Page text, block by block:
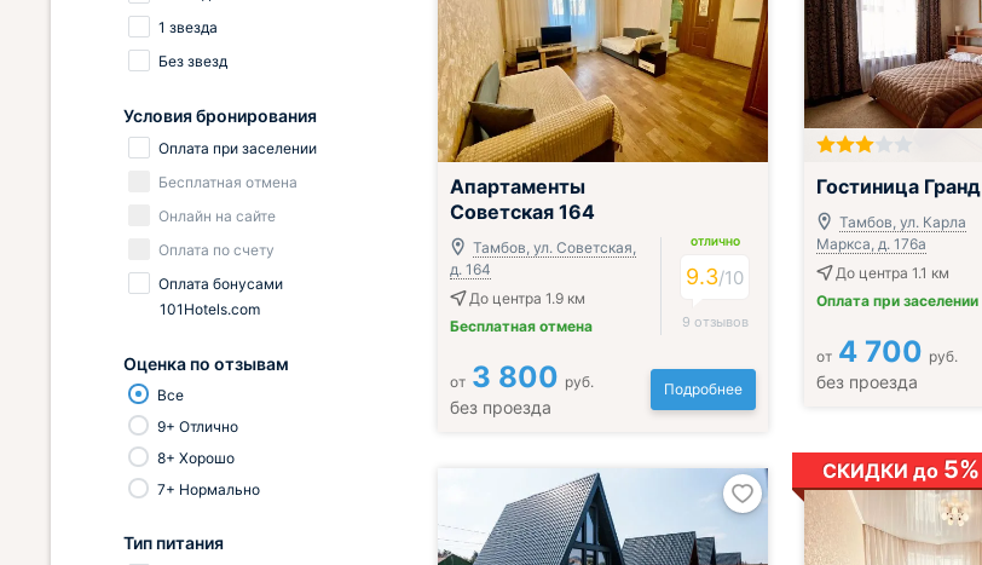
Апартаменты
Советская 164
Тамбов, ул. Советская,
д. 164
До центра 1.9 км
Бесплатная отмена
ОТЛИЧНО
9.3/10
9 отзывов
от 3 800 руб.
без проезда
Подробнее
Гостиница Гранд
Тамбов, ул. Карла
Маркса, д. 176а
До центра 1.1 км
Оплата при заселении
от 4 700 руб.
без проезда
СКИДКИ до5%
1 звезда
Без звезд
Условия бронирования
Оплата при заселении
Бесплатная отмена
Онлайн на сайте
Оплата по счету
Оплата бонусами
101Hotels.com
Оценка по отзывам
Все
9+ Отлично
8+ Хорошо
7+ Нормально
Тип питания